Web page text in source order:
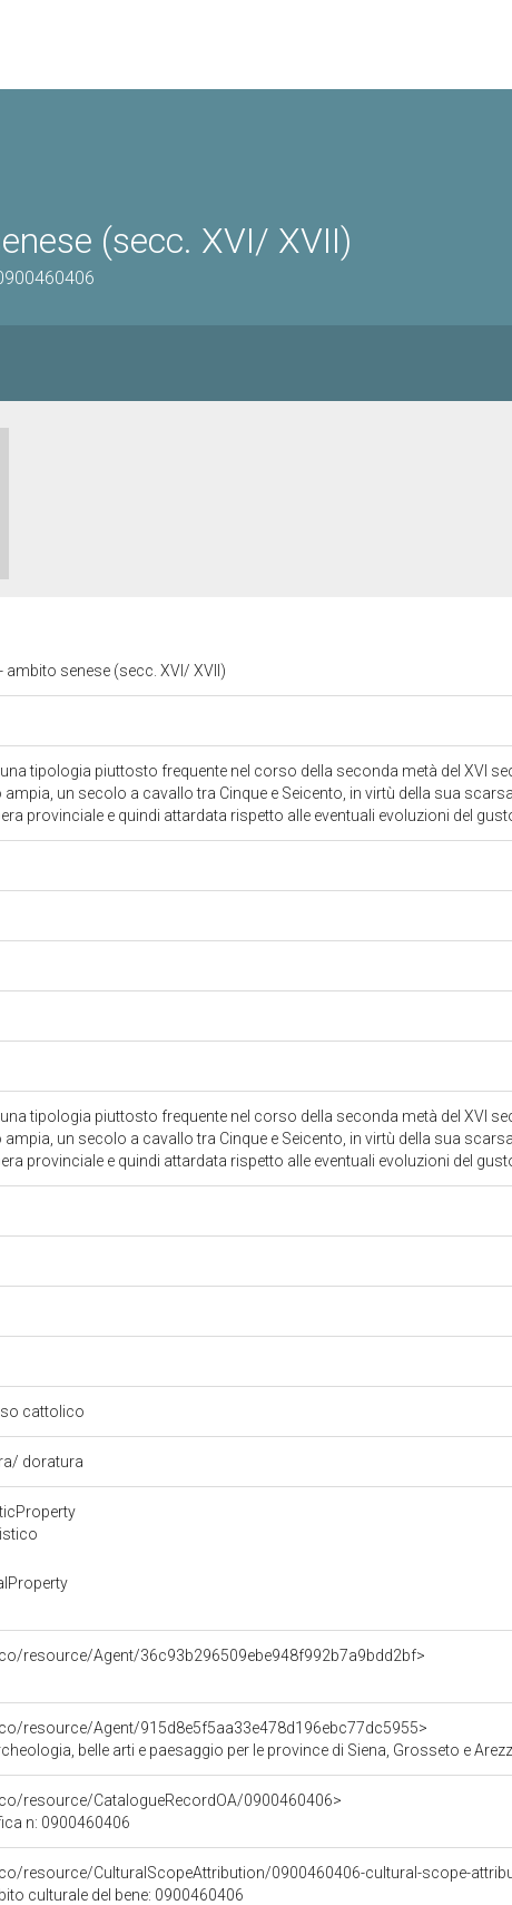
(secc. XVI/ XVII)
senese (secc. XVI/ XVII)
tipologia piuttosto frequente nel corso della seconda metà del XVI
un secolo a cavallo tra Cinque e Seicento, in virtù della sua
provinciale e quindi attardata rispetto alle eventuali evoluzioni del
tipologia piuttosto frequente nel corso della seconda metà del XVI
un secolo a cavallo tra Cinque e Seicento, in virtù della sua
provinciale e quindi attardata rispetto alle eventuali evoluzioni del
cattolico
doratura
resource/Agent/36c93b296509ebe948f992b7a9bdd2bf>
resource/Agent/915d8e5f5aa33e478d196ebc77dc5955>
belle arti e paesaggio per le province di Siena, Grosseto e
resource/CatalogueRecordOA/0900460406>
n: 0900460406
resource/CulturalScopeAttribution/0900460406-cultural-scope-
culturale del bene: 0900460406